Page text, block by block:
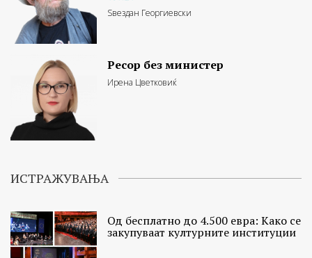
Ѕвездан Георгиевски
Ресор без министер
Ирена Цветковиќ
ИСТРАЖУВАЊА
Од бесплатно до 4.500 евра: Како се
закупуваат културните институции